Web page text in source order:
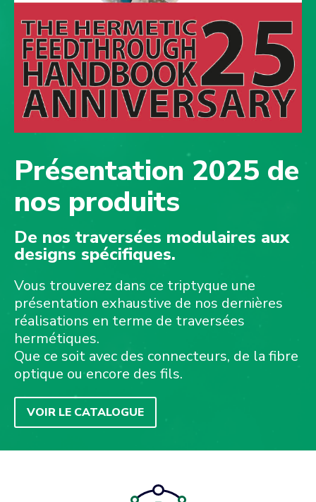
Présentation 2025 de
nos produits
De nos traversées modulaires aux
designs spécifiques.
Vous trouverez dans ce triptyque une
présentation exhaustive de nos dernières
réalisations en terme de traversées
hermétiques.
Que ce soit avec des connecteurs, de la fibre
optique ou encore des fils.
VOIR LE CATALOGUE